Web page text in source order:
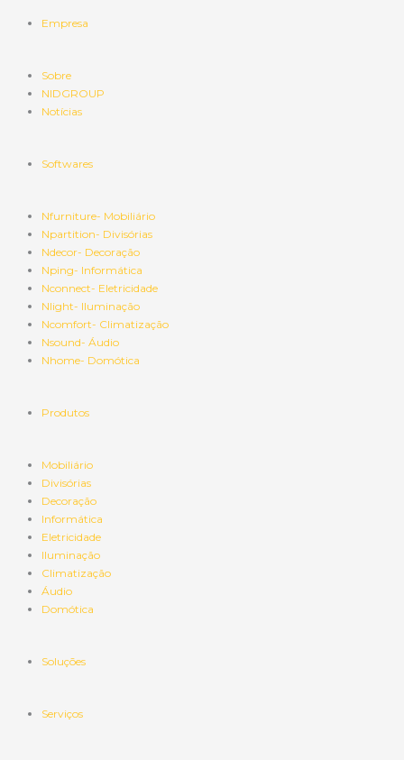
Empresa
Sobre
NIDGROUP
Notícias
Softwares
Nfurniture- Mobiliário
Npartition- Divisórias
Ndecor- Decoração
Nping- Informática
Nconnect- Eletricidade
Nlight- Iluminação
Ncomfort- Climatização
Nsound- Áudio
Nhome- Domótica
Produtos
Mobiliário
Divisórias
Decoração
Informática
Eletricidade
Iluminação
Climatização
Áudio
Domótica
Soluções
Serviços